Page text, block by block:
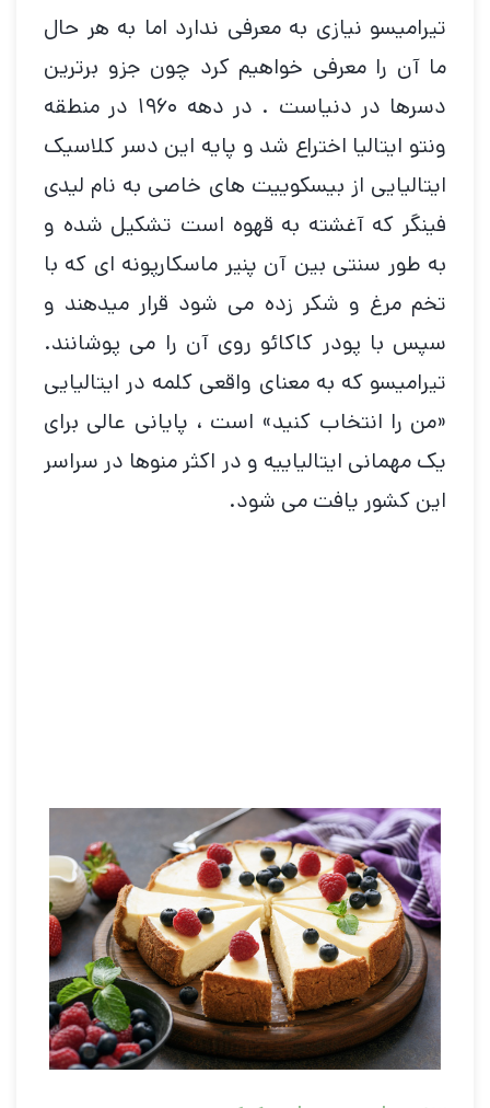
تیرامیسو نیازی به معرفی ندارد اما به هر حال
ما آن را معرفی خواهیم کرد چون جزو برترین
دسرها در دنیاست . در دهه ۱۹۶۰ در منطقه
ونتو ایتالیا اختراع شد و پایه این دسر کلاسیک
ایتالیایی از بیسکوییت های خاصی به نام لیدی
فینگر که آغشته به قهوه است تشکیل شده و
به طور سنتی بین آن پنیر ماسکارپونه ای که با
تخم مرغ و شکر زده می شود قرار میدهند و
سپس با پودر کاکائو روی آن را می پوشانند.
تیرامیسو که به معنای واقعی کلمه در ایتالیایی
«من را انتخاب کنید» است ، پایانی عالی برای
یک مهمانی ایتالیاییه و در اکثر منوها در سراسر
این کشور یافت می شود.